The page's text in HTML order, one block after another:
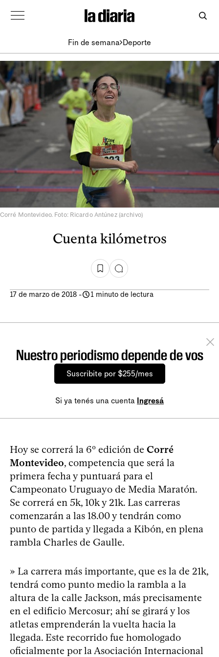
Fin de semana Deporte
Corré Montevideo. Foto: Ricardo Antúnez (archivo)
Cuenta kilómetros
17 de marzo de 2018 - 1 minuto de lectura
Nuestro periodismo depende de vos
Suscribite por $255/mes
Si ya tenés una cuenta Ingresá
Hoy se correrá la 6º edición de Corré
Montevideo, competencia que será la
primera fecha y puntuará para el
Campeonato Uruguayo de Media Maratón.
Se correrá en 5k, 10k y 21k. Las carreras
comenzarán a las 18.00 y tendrán como
punto de partida y llegada a Kibón, en plena
rambla Charles de Gaulle.
» La carrera más importante, que es la de 21k,
tendrá como punto medio la rambla a la
altura de la calle Jackson, más precisamente
en el edificio Mercosur; ahí se girará y los
atletas emprenderán la vuelta hacia la
llegada. Este recorrido fue homologado
oficialmente por la Asociación Internacional